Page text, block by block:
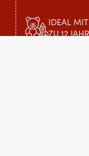
IDEAL
ZU 12